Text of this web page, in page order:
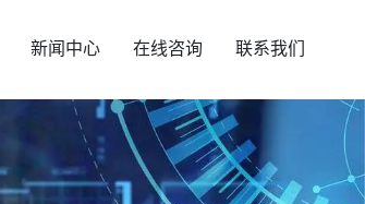
新闻中心 在线咨询 联系我们